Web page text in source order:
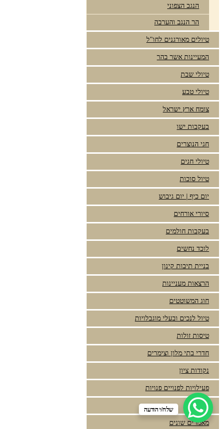
הנגב הצפוני
הר הנגב והערבה
טיולים מאורגנים לחו"ל
המעיינות אשר בהר
טיולי שבת
טיולי טבע
צומח ארץ ישראל
בעקבות ישו
חגי הנוצרים
טיולי חגים
טיול סוכות
יום כיף | יום גיבוש
סיורי אורחים
בעקבות חולמים
לוכד נחשים
בניית תיבות קינון
הרצאות מעניינות
חוג המשוטטים
טיול לנכים ובעלי מוגבלויות
טיסות זולות
חדרי בתי מלון וצימרים
נקודות ציון
פעילויות לפנויים פנויות
מצגות
מאמרים שונים
שלח/י הודעה